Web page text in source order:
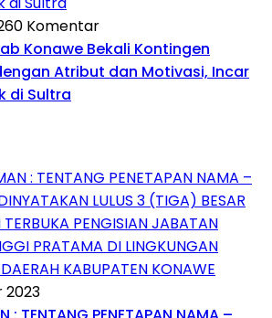
0 Komentar
Konawe Bekali Kontingen
Atribut dan Motivasi, Incar
di Sultra
2023